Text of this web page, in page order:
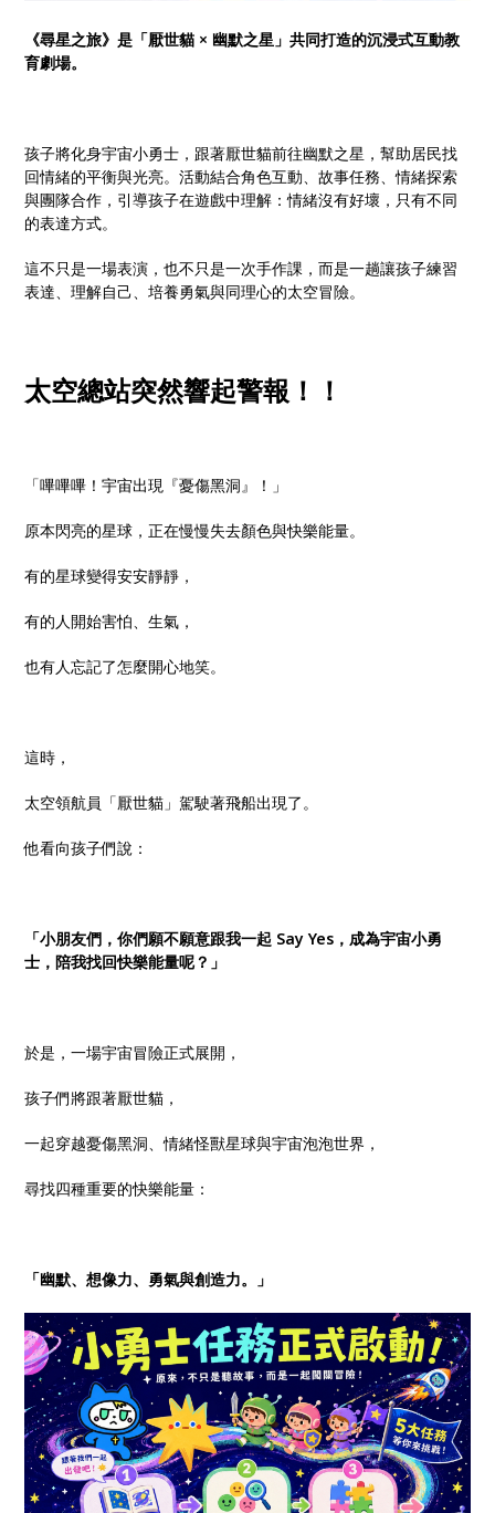
《尋星之旅》是「厭世貓 × 幽默之星」共同打造的沉浸式互動教
育劇場。
孩子將化身宇宙小勇士，跟著厭世貓前往幽默之星，幫助居民找
回情緒的平衡與光亮。活動結合角色互動、故事任務、情緒探索
與團隊合作，引導孩子在遊戲中理解：情緒沒有好壞，只有不同
的表達方式。
這不只是一場表演，也不只是一次手作課，而是一趟讓孩子練習
表達、理解自己、培養勇氣與同理心的太空冒險。
太空總站突然響起警報！！
「嗶嗶嗶！宇宙出現『憂傷黑洞』！」
原本閃亮的星球，正在慢慢失去顏色與快樂能量。
有的星球變得安安靜靜，
有的人開始害怕、生氣，
也有人忘記了怎麼開心地笑。
這時，
太空領航員「厭世貓」駕駛著飛船出現了。
他看向孩子們說：
「小朋友們，你們願不願意跟我一起 Say Yes，成為宇宙小勇
士，陪我找回快樂能量呢？」
於是，一場宇宙冒險正式展開，
孩子們將跟著厭世貓，
一起穿越憂傷黑洞、情緒怪獸星球與宇宙泡泡世界，
尋找四種重要的快樂能量：
「幽默、想像力、勇氣與創造力。」